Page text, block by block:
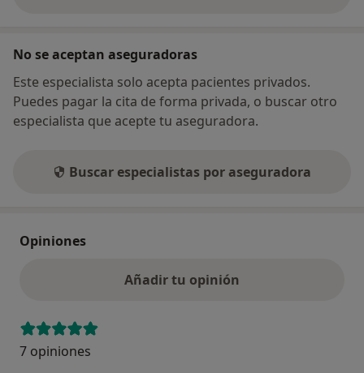
No se aceptan aseguradoras
Este especialista solo acepta pacientes privados.
Puedes pagar la cita de forma privada, o buscar otro
especialista que acepte tu aseguradora.
Buscar especialistas por aseguradora
Opiniones
Añadir tu opinión
7 opiniones